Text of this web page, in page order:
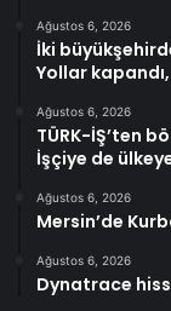
Ağustos 6, 2026
İki
Yollar
Ağustos 6, 2026
TÜRK-İŞ’ten
İşçiye de
Ağustos 6, 2026
Mersin’de
Ağustos 6, 2026
Dynatrace